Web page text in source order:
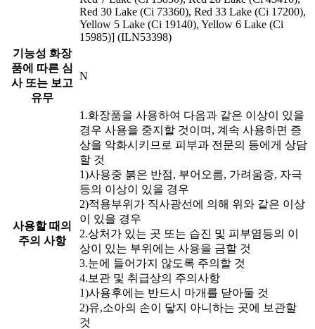
Red 30 Lake (Ci 73360), Red 33 Lake (Ci 17200),
Yellow 5 Lake (Ci 19140), Yellow 6 Lake (Ci
15985)] (ILN53398)
기능성 화장
품에 따른 심
사 또는 보고
유무
N
사용할 때의
주의 사항
1.화장품을 사용하여 다음과 같은 이상이 있을
경우 사용을 중지할 것이며, 계속 사용하면 증
상을 악화시키므로 피부과 전문의 등에게 상담
할 것
1)사용중 붉은 반점, 부어오름, 가려움증, 자극
등의 이상이 있을 경우
2)적용부위가 직사광선에 의해 위와 같은 이상
이 있을 경우
2.상처가 있는 곳 또는 습진 및 피부염등의 이
상이 있는 부위에는 사용을 금할 것
3.눈에 들어가지 않도록 주의할 것
4.보관 및 취급상의 주의사항
1)사용후에는 반드시 마개를 닫아둘 것
2)유,소아의 손이 닿지 아니하는 곳에 보관할
것